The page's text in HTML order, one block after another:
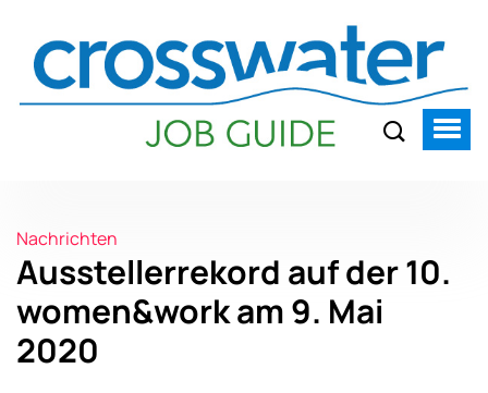
Nachrichten
Ausstellerrekord auf der 10.
women&work am 9. Mai
2020